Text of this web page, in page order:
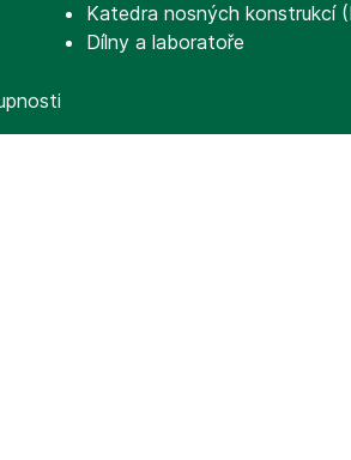
Katedra nosných konstrukcí
Dílny a laboratoře